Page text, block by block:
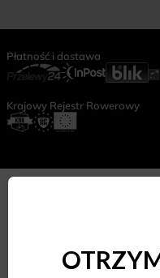
Płatność i dostawa
Krajowy Rejestr Rowerowy